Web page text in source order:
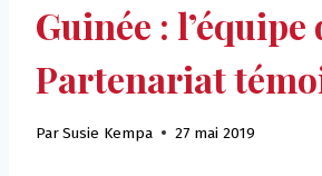
Guinée : l’équipe
Partenariat
ParSusie Kempa 27 mai 2019